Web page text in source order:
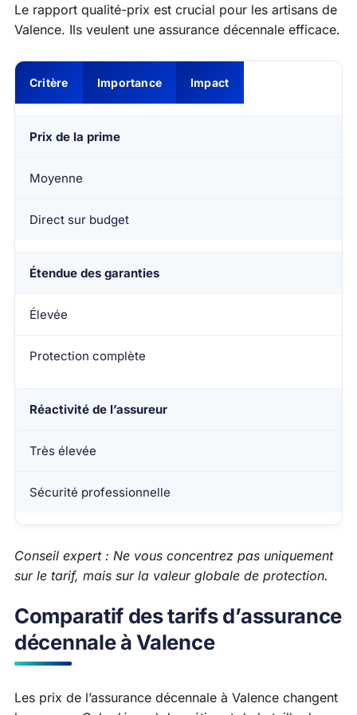
Le rapport qualité-prix est crucial pour les artisans de
Valence. Ils veulent une assurance décennale efficace.
Critère Importance Impact
Prix de la prime
Moyenne
Direct sur budget
Étendue des garanties
Élevée
Protection complète
Réactivité de l’assureur
Très élevée
Sécurité professionnelle
Conseil expert : Ne vous concentrez pas uniquement
sur le tarif, mais sur la valeur globale de protection.
Comparatif des tarifs d’assurance
décennale à Valence
Les prix de l’assurance décennale à Valence changent